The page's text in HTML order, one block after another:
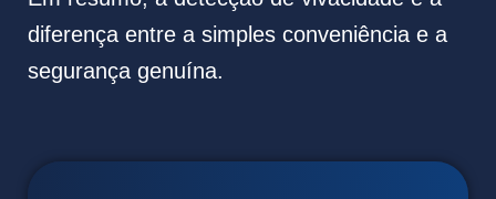
diferença entre a simples conveniência e a
segurança genuína.